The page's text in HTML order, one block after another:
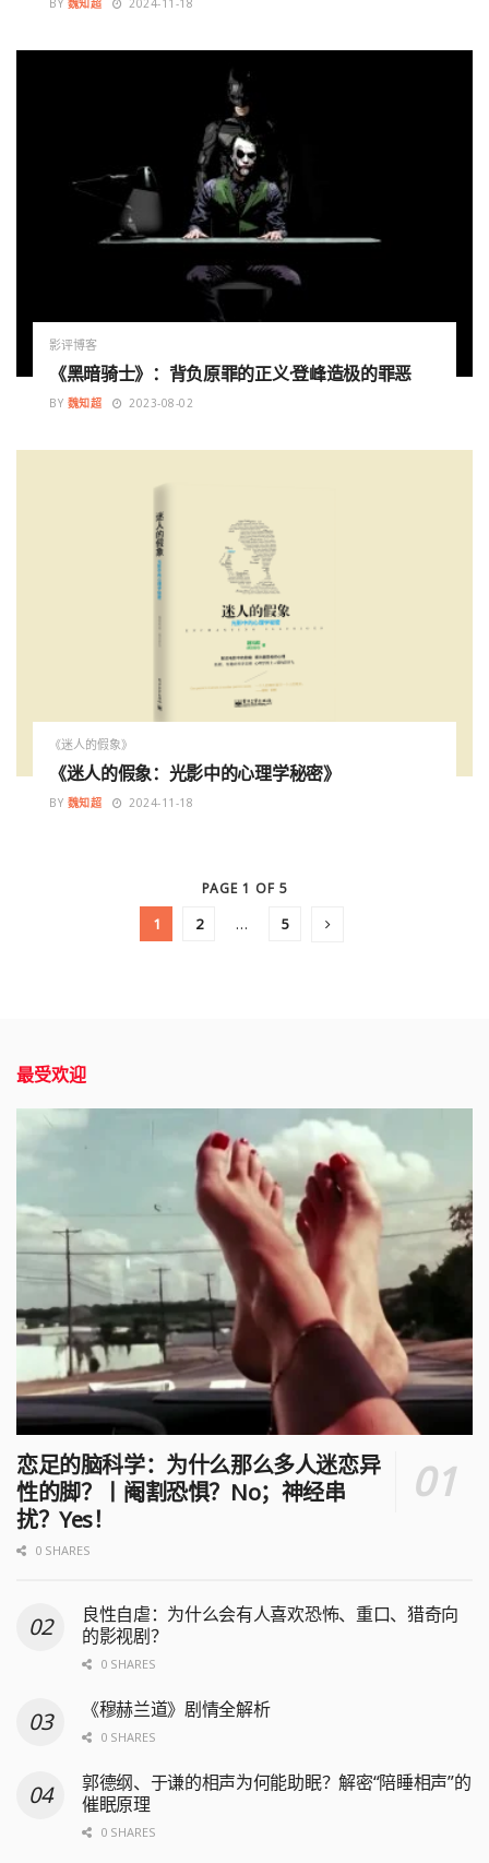
BY 魏知超 2024-11-18
影评博客
《黑暗骑士》：背负原罪的正义·登峰造极的罪恶
BY 魏知超 2023-08-02
《迷人的假象》
《迷人的假象：光影中的心理学秘密》
BY 魏知超 2024-11-18
PAGE 1 OF 5
1 2 … 5
最受欢迎
恋足的脑科学：为什么那么多人迷恋异
性的脚？丨阉割恐惧？No；神经串
扰？Yes！
0 SHARES
良性自虐：为什么会有人喜欢恐怖、重口、猎奇向
的影视剧？
0 SHARES
《穆赫兰道》剧情全解析
0 SHARES
郭德纲、于谦的相声为何能助眠？解密“陪睡相声”的
催眠原理
0 SHARES